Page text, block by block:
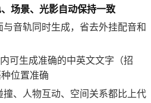
场景、光影自动保持一致
与音轨同时生成，省去外挂配音和
可生成准确的中英文文字（招
位置准确
撞、人物互动、空间关系都比上代